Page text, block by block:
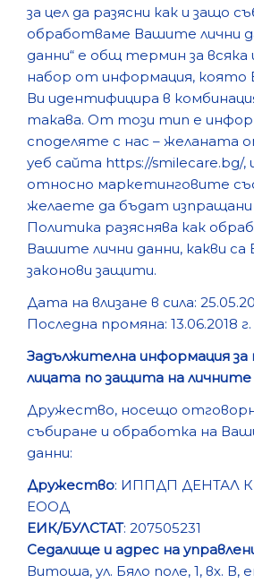
БЛОГ
КОНТАКТИ
ЗАПАЗЕТЕ ЧАС
за цел да разясни как и защо
обработваме Вашите лични
данни“ е общ термин за всяка
набор от информация, която
Ви идентифицира в
такава. От този тип е
споделяте с нас – желаната
уеб сайта https://smilecare.bg/,
относно маркетинговите
желаете да бъдат изпращани
Политика разяснява как
Вашите лични данни, какви
законови защити.
Дата на влизане в сила:
Последна промяна: 13.06.2018 г.
Задължителна информация за
лицата по защита на личните
Дружество, носещо
събиране и обработка на
данни:
Дружество: ИППДП ДЕНТАЛ
ЕООД
ЕИК/БУЛСТАТ: 207505231
Седалище и адрес на
Витоша, ул. Бяло поле, 1, вх. В,